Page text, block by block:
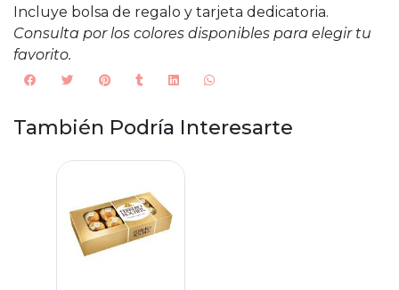
Incluye bolsa de regalo y tarjeta dedicatoria.
Consulta por los colores disponibles para elegir tu
favorito.
También Podría Interesarte